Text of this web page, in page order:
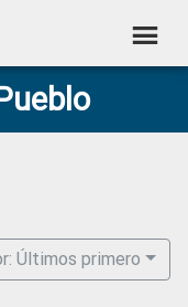
Últimos primero